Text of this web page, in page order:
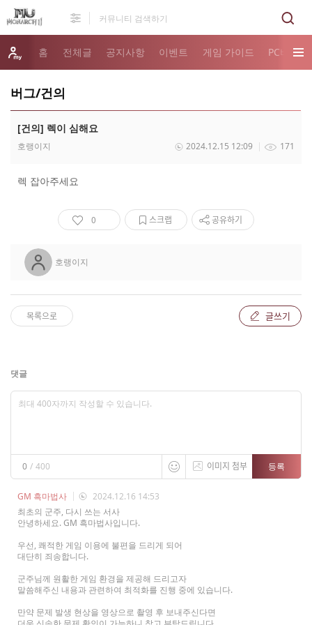
홈 전체글 공지사항 이벤트 게임 가이드 PC버전
버그/건의
[건의] 렉이 심해요
호랭이지 171
2024.12.15 12:09
렉 잡아주세요
0 스크랩 공유하기
호랭이지
목록으로 글쓰기
댓글
0 / 400 이미지 첨부 등록
GM 흑마법사
2024.12.16 14:53
최초의 군주, 다시 쓰는 서사
안녕하세요. GM 흑마법사입니다.
우선, 쾌적한 게임 이용에 불편을 드리게 되어
대단히 죄송합니다.
군주님께 원활한 게임 환경을 제공해 드리고자
말씀해주신 내용과 관련하여 최적화를 진행 중에 있습니다.
만약 문제 발생 현상을 영상으로 촬영 후 보내주신다면